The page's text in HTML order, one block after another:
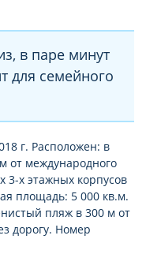
в паре минут
для семейного
г. Расположен: в
от международного
3-х этажных корпусов
площадь: 5 000 кв.м.
пляж в 300 м от
дорогу. Номер